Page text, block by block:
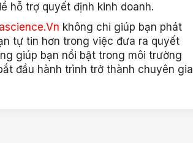
hỗ trợ quyết định kinh doanh.
không chỉ giúp bạn phát
tự tin hơn trong việc đưa ra quyết
giúp bạn nổi bật trong môi trường
đầu hành trình trở thành chuyên gia